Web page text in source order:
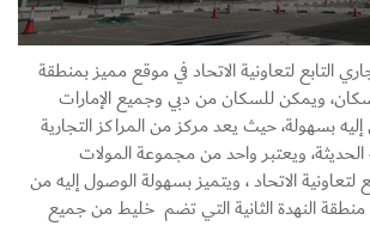
التابع لتعاونية الاتحاد في موقع مميز بمنطقة
بالسكان، ويمكن للسكان من دبي وجميع الإمارات
بسهولة، حيث يعد مركز من المراكز التجارية
ويعتبر واحد من مجموعة المولات
لتعاونية الاتحاد ، ويتميز بسهولة الوصول إليه من
النهدة الثانية التي تضم خليط من جميع